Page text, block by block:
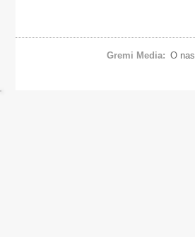
Gremi Media: O nas